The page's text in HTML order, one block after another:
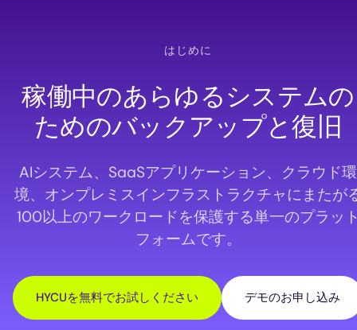
はじめに
稼働中のあらゆるシステムの
ためのバックアップと復旧
AIシステム、SaaSアプリケーション、クラウド環
境、オンプレミスインフラストラクチャにまたが
100以上のワークロードを保護する単一のプラッ
フォームです。
HYCUを無料でお試しください デモのお申し込み